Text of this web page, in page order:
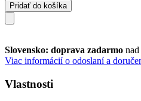
Pridať do košíka
Slovensko: doprava zadarmo
Viac informácií o odoslaní a
Vlastnosti